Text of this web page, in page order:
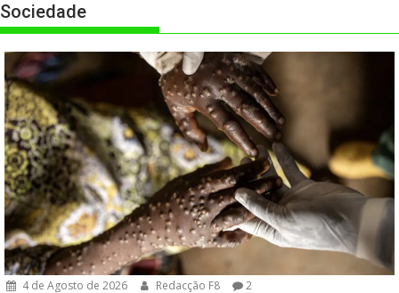
Sociedade
4 de Agosto de 2026 Redacção F8 2